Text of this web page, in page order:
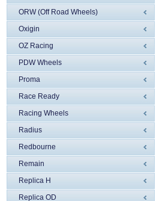
ORW (Off Road Wheels)
Oxigin
OZ Racing
PDW Wheels
Proma
Race Ready
Racing Wheels
Radius
Redbourne
Remain
Replica H
Replica OD